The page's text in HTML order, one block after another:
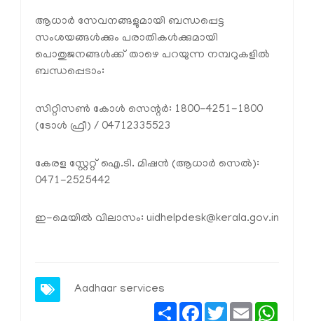
ആധാർ സേവനങ്ങളുമായി ബന്ധപ്പെട്ട
സംശയങ്ങൾക്കും പരാതികൾക്കുമായി
പൊതുജനങ്ങൾക്ക് താഴെ പറയുന്ന നമ്പറുകളിൽ
ബന്ധപ്പെടാം:
സിറ്റിസൺ കോൾ സെന്റർ: 1800-4251-1800
(ടോൾ ഫ്രീ) / 04712335523
കേരള സ്റ്റേറ്റ് ഐ.ടി. മിഷൻ (ആധാർ സെൽ):
0471-2525442
ഇ-മെയിൽ വിലാസം: uidhelpdesk@kerala.gov.in
Aadhaar services
ShareFacebook
TwitterEmail